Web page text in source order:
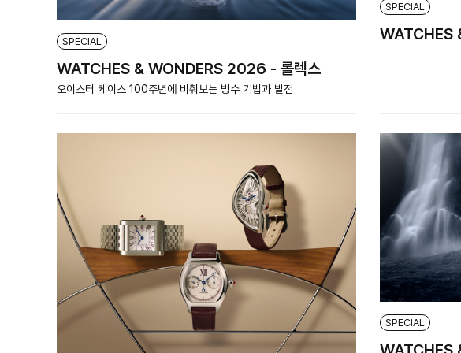
SPECIAL
WATCHES & WONDERS 2026 - 롤렉스
오이스터 케이스 100주년에 비춰보는 방수 기법과 발전
SPECIAL
WATCHES
SPECIAL